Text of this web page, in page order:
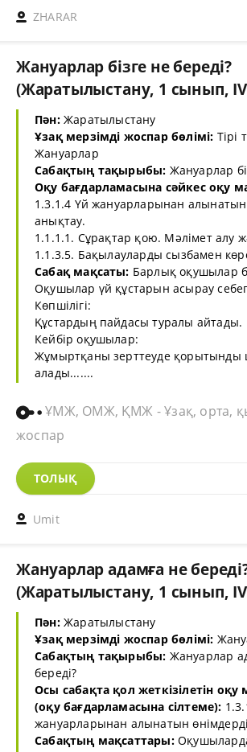
ZHARAR
Жануарлар бізге не береді?
(Жаратылыстану, 1 сынып,
Пән:Жаратылыстану
Ұзақ мерзімді жоспар бөлімі: Тірі
Жануарлар
Сабақтың тақырыбы: Жануарлар
Оқу бағдарламасына сәйкес оқу
1.3.1.4 Үй жануарларынан алынатын
анықтау.
1.1.1.1. Сұрақтар қою. Мәлімет алу
1.1.3.5. Бақылауларды сызбамен
Сабақ мақсаты: Барлық оқушылар
Оқушылар үй құстарын асырау
Көпшілігі:
Құстардың пайдасы туралы айтады.
Кейбір оқушылар:
Жұмыртқаны зерттеуде қорытынды
алады.......
ҰМЖ, ОМЖ, ҚМЖ - Ұзақ, орта,
жоспар
ТОЛЫҚ
Umit
Жануарлар адамға не
(Жаратылыстану, 1 сынып,
Пән:Жаратылыстану
Ұзақ мерзімді жоспар бөлімі:
Сабақтың тақырыбы: Жануарлар
береді?
Осы сабақта қол жеткізілетін оқу
(оқу бағдарламасына сілтеме):
жануарларынан алынатын
Сабақтың мақсаттары: